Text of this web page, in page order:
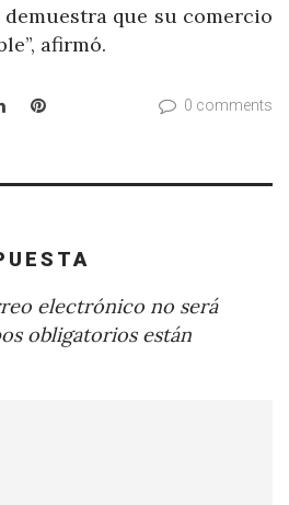
que su comercio
afirmó.
LinkedInPinterest 0 comments
electrónico no será
obligatorios están